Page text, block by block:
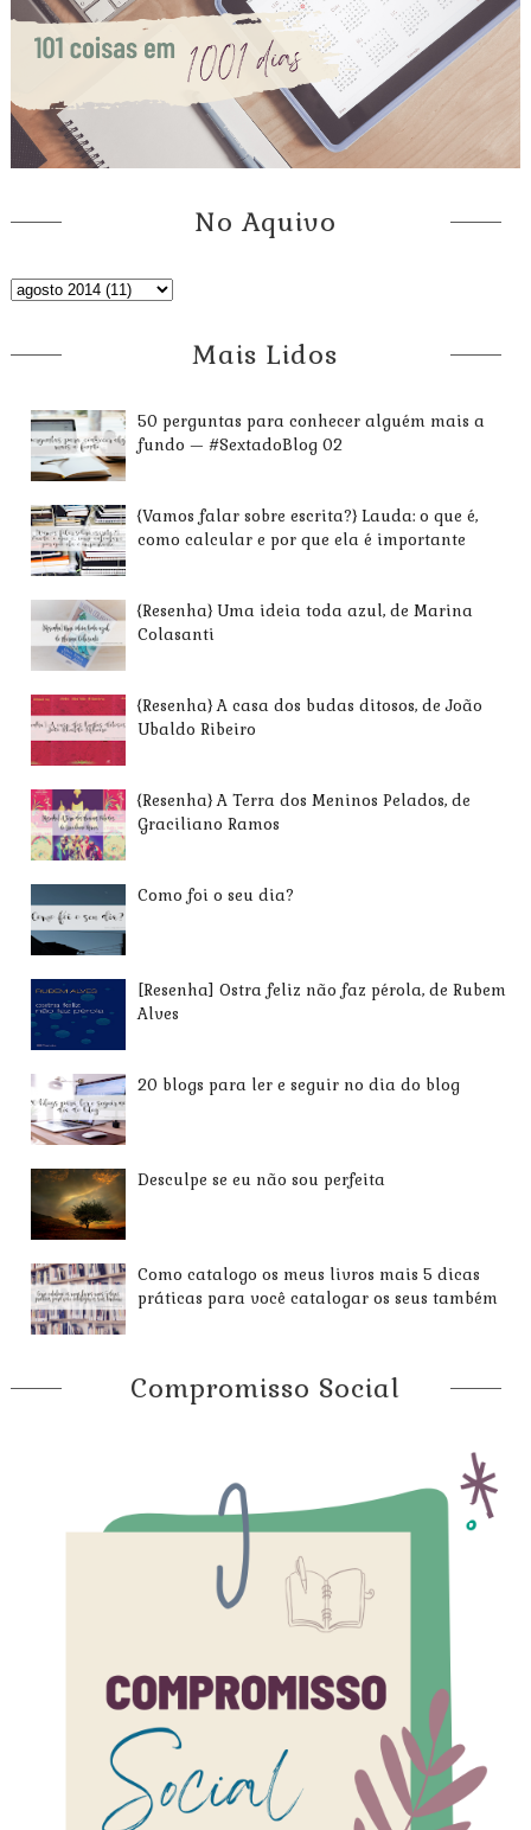
No Aquivo
Mais Lidos
50 perguntas para conhecer alguém mais a
fundo — #SextadoBlog 02
{Vamos falar sobre escrita?} Lauda: o que é,
como calcular e por que ela é importante
{Resenha} Uma ideia toda azul, de Marina
Colasanti
{Resenha} A casa dos budas ditosos, de João
Ubaldo Ribeiro
{Resenha} A Terra dos Meninos Pelados, de
Graciliano Ramos
Como foi o seu dia?
[Resenha] Ostra feliz não faz pérola, de Rubem
Alves
20 blogs para ler e seguir no dia do blog
Desculpe se eu não sou perfeita
Como catalogo os meus livros mais 5 dicas
práticas para você catalogar os seus também
Compromisso Social